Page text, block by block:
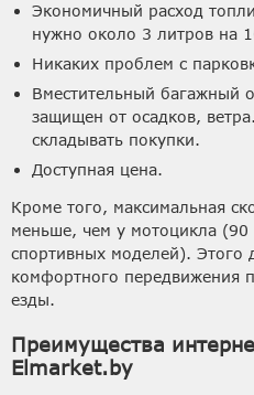
Экономичный расход
нужно около 3 литров на
Никаких проблем с
Вместительный багажный
защищен от осадков,
складывать покупки.
Доступная цена.
Кроме того, максимальная
меньше, чем у мотоцикла
спортивных моделей). Этого
комфортного передвижения
езды.
Преимущества
Elmarket.by